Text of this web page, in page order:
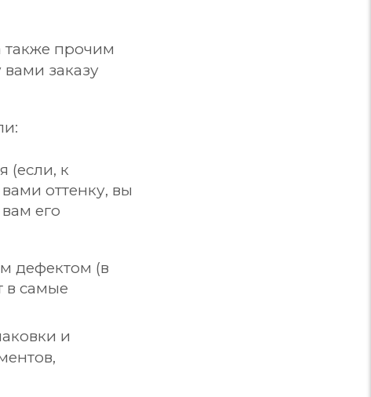
также прочим
заказу
(если, к
оттенку, вы
его
дефектом (в
в самые
и